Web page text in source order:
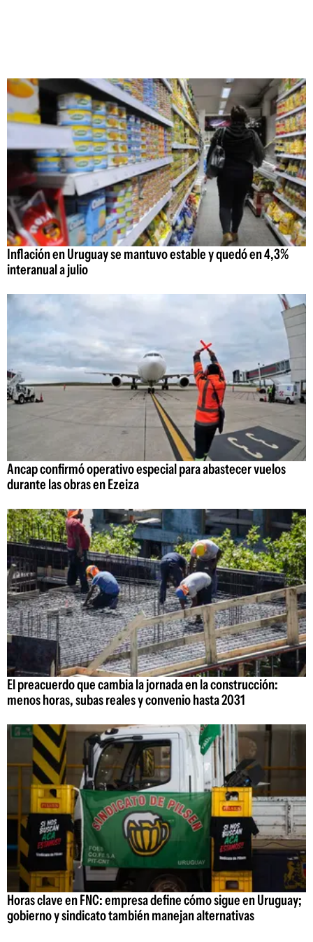
Inflación en Uruguay se mantuvo estable y quedó en 4,3%
interanual a julio
Ancap confirmó operativo especial para abastecer vuelos
durante las obras en Ezeiza
El preacuerdo que cambia la jornada en la construcción:
menos horas, subas reales y convenio hasta 2031
Horas clave en FNC: empresa define cómo sigue en Uruguay;
gobierno y sindicato también manejan alternativas